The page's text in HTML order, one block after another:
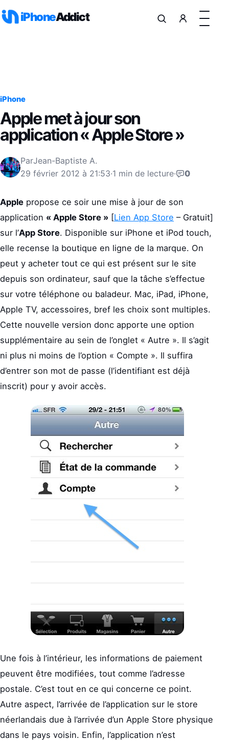
iPhoneAddict
iPhone
Apple met à jour son
application « Apple Store »
ParJean-Baptiste A.
29 février 2012 à 21:53·1 min de lecture· 0
Apple propose ce soir une mise à jour de son
application « Apple Store » [Lien App Store – Gratuit]
sur l’App Store. Disponible sur iPhone et iPod touch,
elle recense la boutique en ligne de la marque. On
peut y acheter tout ce qui est présent sur le site
depuis son ordinateur, sauf que la tâche s’effectue
sur votre téléphone ou baladeur. Mac, iPad, iPhone,
Apple TV, accessoires, bref les choix sont multiples.
Cette nouvelle version donc apporte une option
supplémentaire au sein de l’onglet « Autre ». Il s’agit
ni plus ni moins de l’option « Compte ». Il suffira
d’entrer son mot de passe (l’identifiant est déjà
inscrit) pour y avoir accès.
Une fois à l’intérieur, les informations de paiement
peuvent être modifiées, tout comme l’adresse
postale. C’est tout en ce qui concerne ce point.
Autre aspect, l’arrivée de l’application sur le store
néerlandais due à l’arrivée d’un Apple Store physique
dans le pays voisin. Enfin, l’application n’est